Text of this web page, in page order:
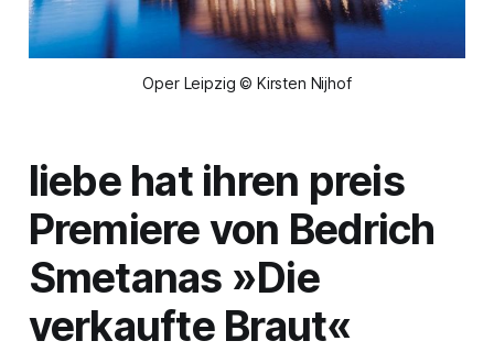
Oper Leipzig © Kirsten Nijhof
liebe hat ihren preis
Premiere von Bedrich
Smetanas »Die
verkaufte Braut«